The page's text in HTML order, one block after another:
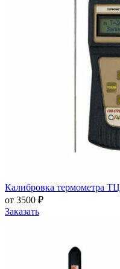
Калибровка термометра
от 3500 ₽
Заказать